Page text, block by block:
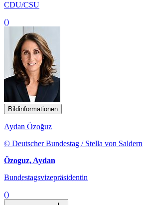
CDU/CSU
()
Bildinformationen
Aydan Özoğuz
© Deutscher Bundestag / Stella von Saldern
Özoguz, Aydan
Bundestagsvizepräsidentin
()